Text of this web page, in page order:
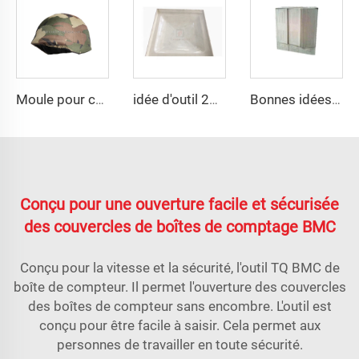
Moule pour casque de compression PE avec rails latéraux - Technologie de moulage par compression pour casques idée d'outil 2023 pour moule de panneau de réservoir d'eau SMC Bonnes idées d'outils en vente, moule de boîte de distribution pour réservoir séptique
Conçu pour une ouverture facile et sécurisée
des couvercles de boîtes de comptage BMC
Conçu pour la vitesse et la sécurité, l'outil TQ BMC de
boîte de compteur. Il permet l'ouverture des couvercles
des boîtes de compteur sans encombre. L'outil est
conçu pour être facile à saisir. Cela permet aux
personnes de travailler en toute sécurité.